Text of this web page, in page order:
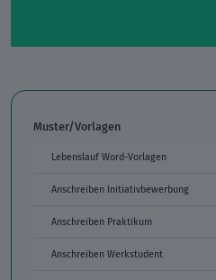
Muster/Vorlagen
Lebenslauf Word-Vorlagen
Anschreiben Initiativbewerbung
Anschreiben Praktikum
Anschreiben Werkstudent